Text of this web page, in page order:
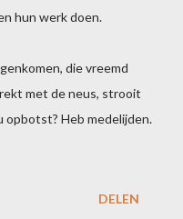
hun werk doen.
die vreemd
met de neus, strooit
opbotst? Heb medelijden.
DELEN